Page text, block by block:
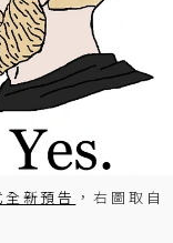
新預告 ，右圖取自